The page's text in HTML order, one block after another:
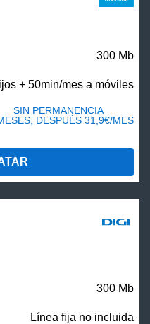
300 Mb
+ 50min/mes a móviles
SIN PERMANENCIA
DESPUÉS 31,9€/MES
300 Mb
Línea fija no incluida